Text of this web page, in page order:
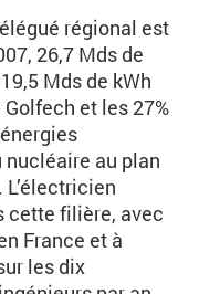
régional est
26,7 Mds de
Mds de kWh
et les 27%
au plan
cette filière, avec
France et à
les dix